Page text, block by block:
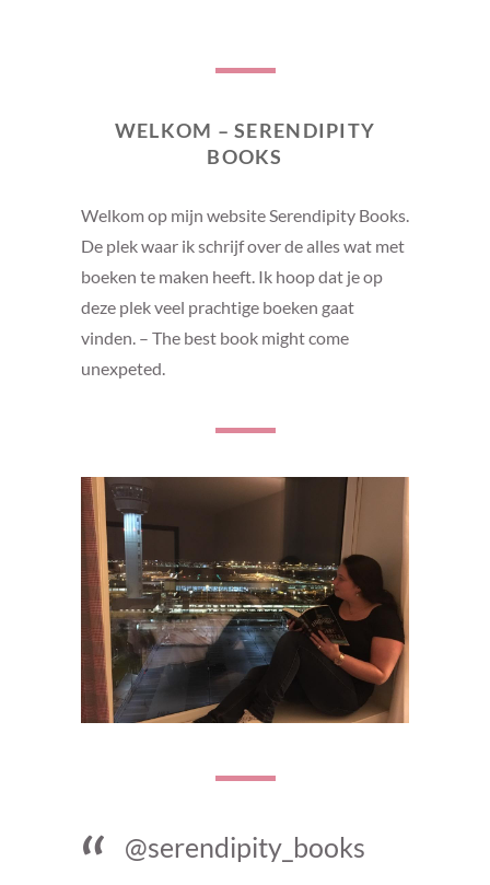
WELKOM – SERENDIPITY
BOOKS
Welkom op mijn website Serendipity Books.
De plek waar ik schrijf over de alles wat met
boeken te maken heeft. Ik hoop dat je op
deze plek veel prachtige boeken gaat
vinden. – The best book might come
unexpeted.
@serendipity_books